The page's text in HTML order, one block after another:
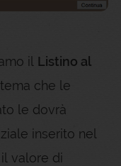
il Listino al
che le
le dovrà
inserito nel
valore di